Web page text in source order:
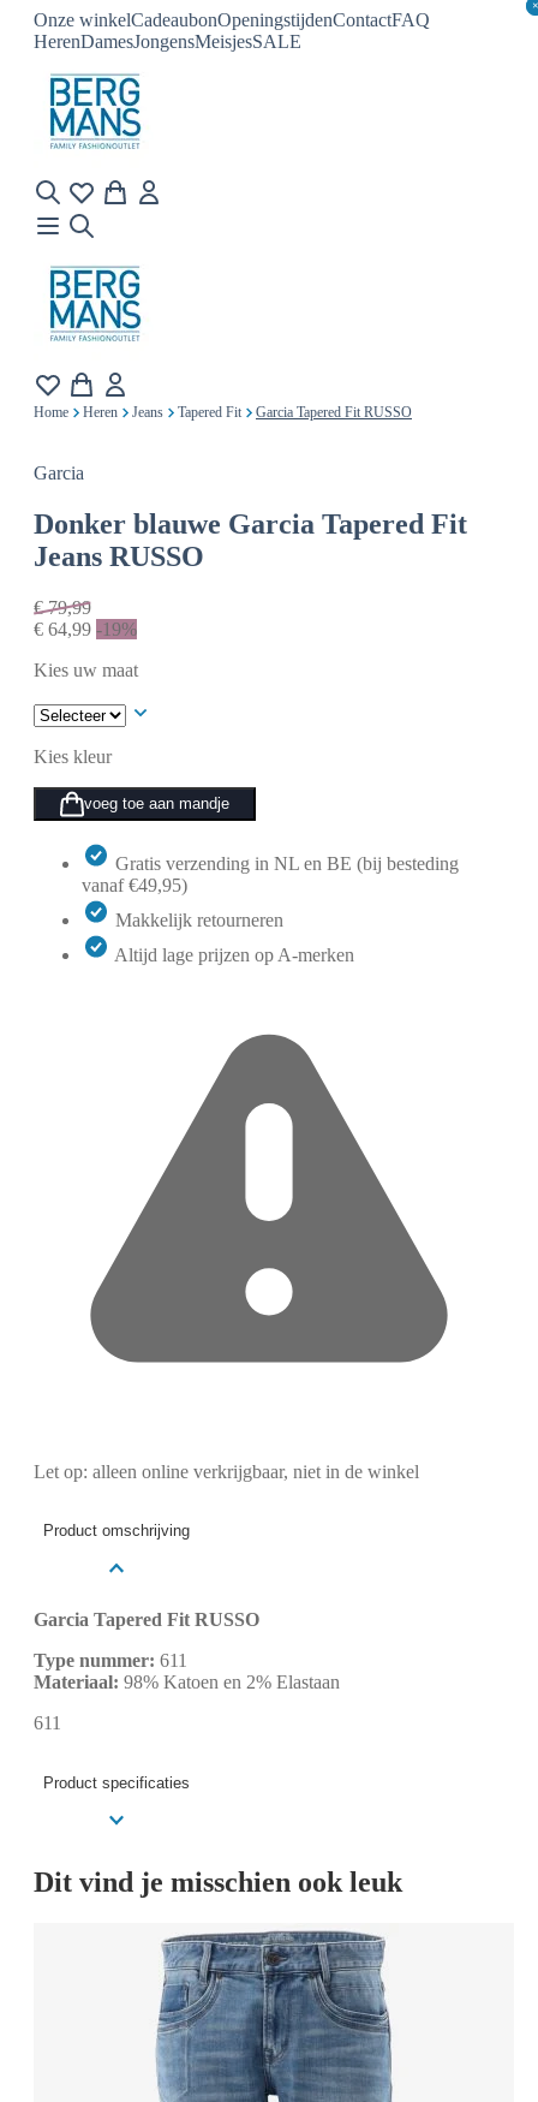
Onze winkelCadeaubonOpeningstijdenContactFAQ
HerenDamesJongensMeisjesSALE
×
×
Home Heren Jeans Tapered Fit Garcia Tapered Fit RUSSO
Garcia
Donker blauwe Garcia Tapered Fit
Jeans RUSSO
€79,99
€ 64,99 -19%
Kies uw maat
Kies kleur
voeg toe aan mandje
Gratis verzending in NL en BE (bij besteding
vanaf €49,95)
Makkelijk retourneren
Altijd lage prijzen op A-merken
Let op: alleen online verkrijgbaar, niet in de winkel
Product omschrijving
Garcia Tapered Fit RUSSO
Type nummer: 611
Materiaal: 98% Katoen en 2% Elastaan
611
Product specificaties
Dit vind je misschien ook leuk